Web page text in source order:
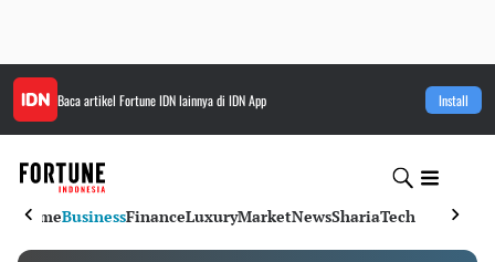
Baca artikel Fortune IDNlainnya di IDN App Install
HomeBusinessFinanceLuxuryMarketNewsShariaTech